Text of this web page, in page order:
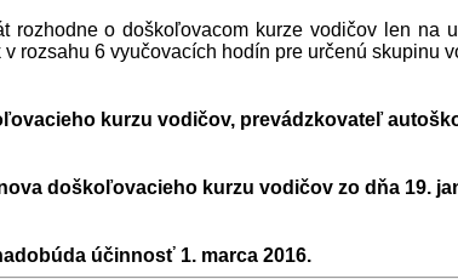
rozhodne o doškoľovacom kurze vodičov len
rozsahu 6 vyučovacích hodín pre určenú skupinu
kurzu vodičov, prevádzkovateľ
doškoľovacieho kurzu vodičov zo dňa 19.
účinnosť 1. marca 2016.